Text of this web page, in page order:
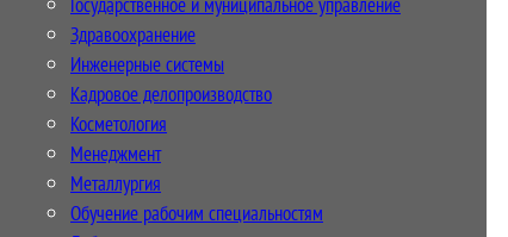
Здравоохранение
Инженерные системы
Кадровое делопроизводство
Косметология
Менеджмент
Металлургия
Обучение рабочим специальностям